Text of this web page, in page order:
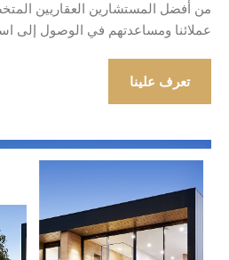
من أفضل المستشارين العقاريين
عملائنا ومساعدتهم في الوصول إلى
تعرف علينا